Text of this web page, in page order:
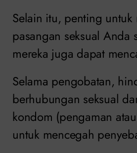
Selain itu, penting untuk
pasangan seksual Anda
mereka juga dapat
Selama pengobatan,
berhubungan seksual
kondom (pengaman
untuk mencegah